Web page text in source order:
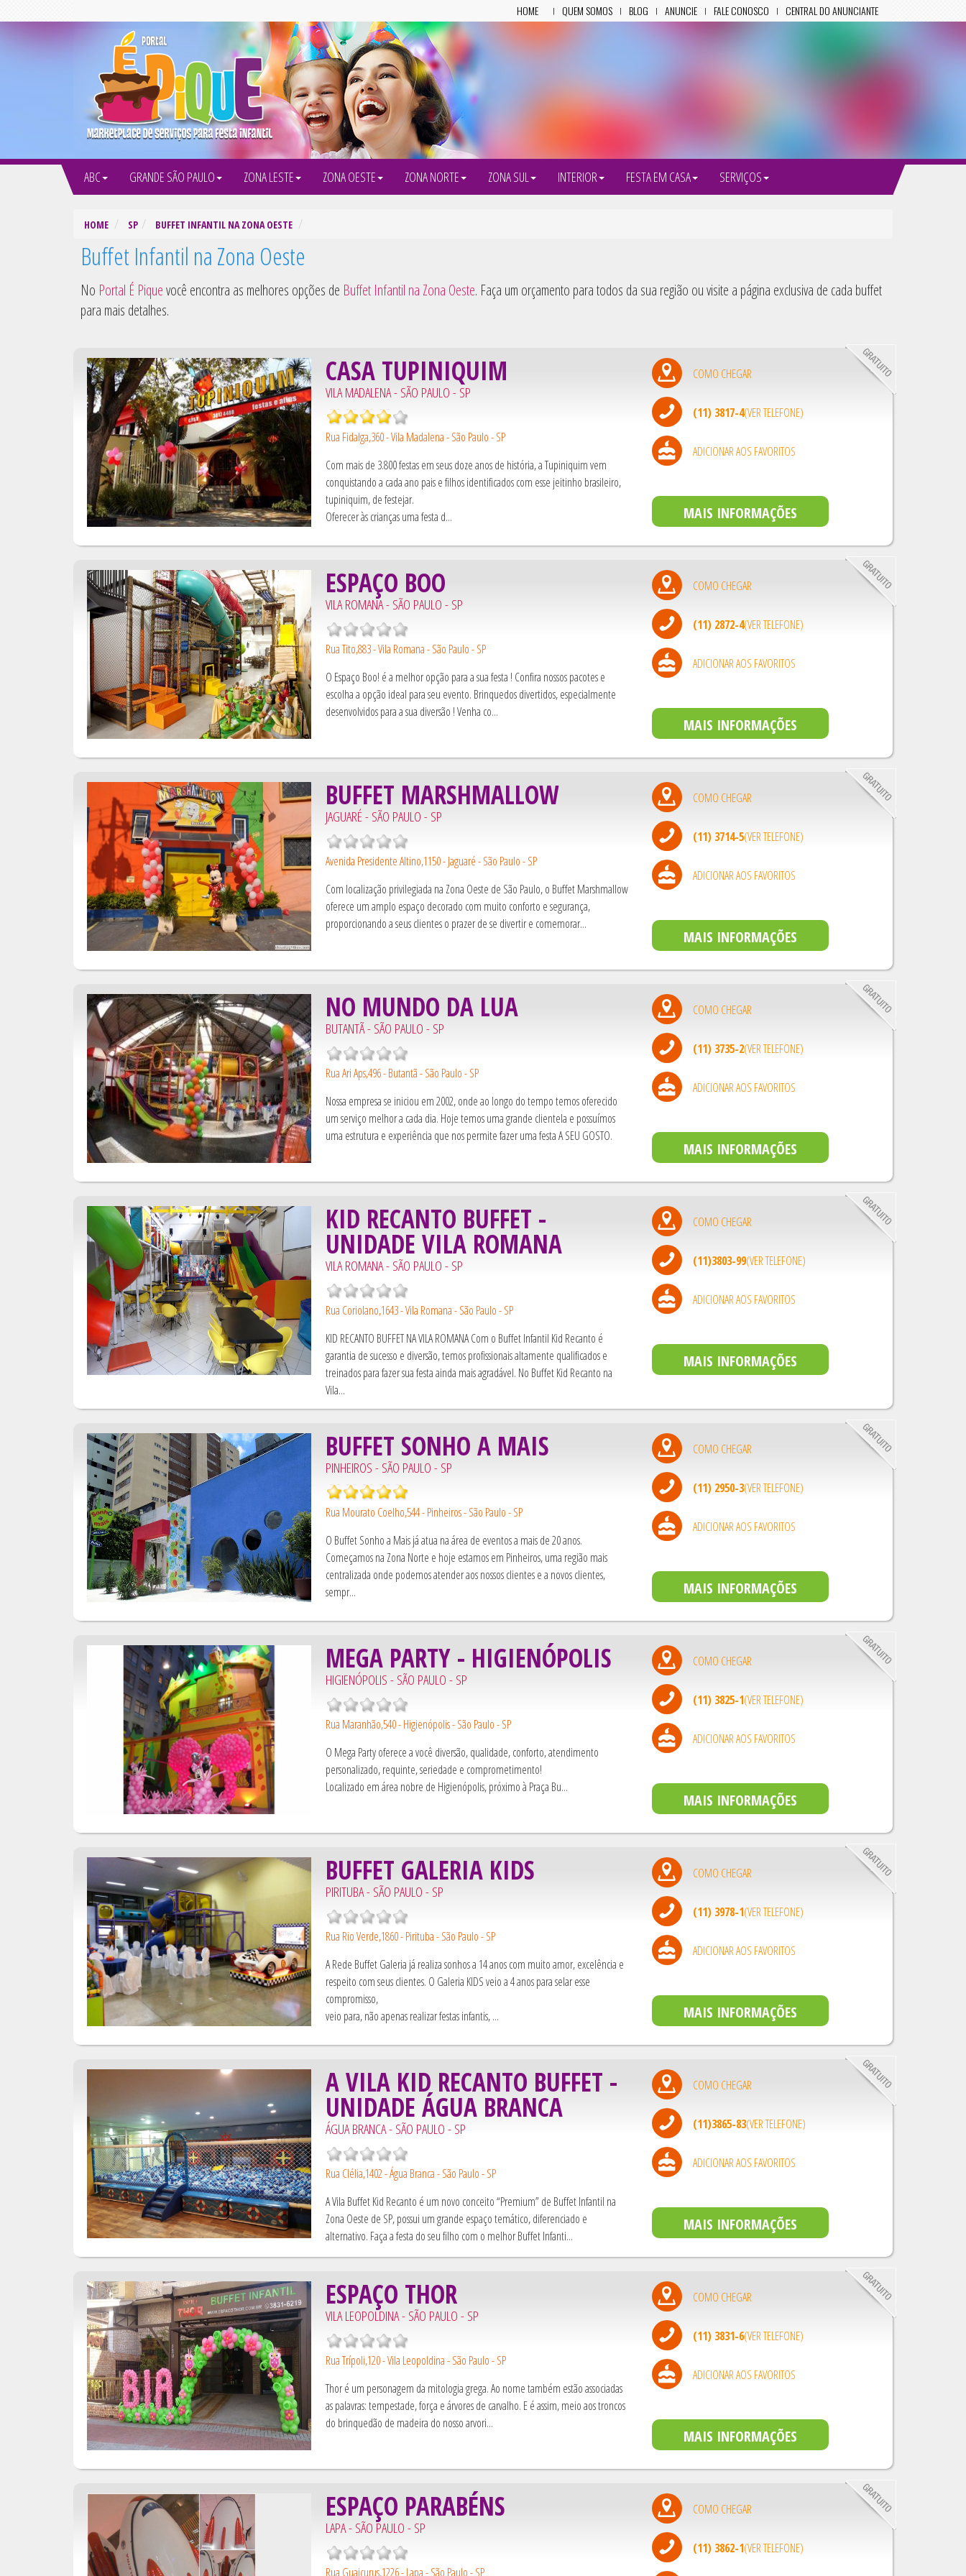
HOME QUEM SOMOS BLOG ANUNCIE FALE CONOSCO CENTRAL DO ANUNCIANTE
ABC GRANDE SÃO PAULO ZONA LESTE ZONA OESTE ZONA NORTE ZONA SUL INTERIOR FESTA EM CASA SERVIÇOS
HOME SP BUFFET INFANTIL NA ZONA OESTE
Buffet Infantil na Zona Oeste
No Portal É Piquevocê encontra as melhores opções de Buffet Infantil na Zona Oeste. Faça um orçamento para todos da sua região ou visite a página exclusiva de cada buffet
para mais detalhes.
CASA TUPINIQUIM
VILA MADALENA - SÃO PAULO - SP
Rua Fidalga,360 - Vila Madalena - São Paulo - SP
Com mais de 3.800 festas em seus doze anos de história, a Tupiniquim vem
conquistando a cada ano pais e filhos identificados com esse jeitinho brasileiro,
tupiniquim, de festejar.
Oferecer às crianças uma festa d...
COMO CHEGAR
(11) 3817-4(VER TELEFONE)
ADICIONAR AOS FAVORITOS
MAIS INFORMAÇÕES
ESPAÇO BOO
VILA ROMANA - SÃO PAULO - SP
Rua Tito,883 - Vila Romana - São Paulo - SP
O Espaço Boo! é a melhor opção para a sua festa ! Confira nossos pacotes e
escolha a opção ideal para seu evento. Brinquedos divertidos, especialmente
desenvolvidos para a sua diversão ! Venha co...
COMO CHEGAR
(11) 2872-4(VER TELEFONE)
ADICIONAR AOS FAVORITOS
MAIS INFORMAÇÕES
BUFFET MARSHMALLOW
JAGUARÉ - SÃO PAULO - SP
Avenida Presidente Altino,1150 - Jaguaré - São Paulo - SP
Com localização privilegiada na Zona Oeste de São Paulo, o Buffet Marshmallow
oferece um amplo espaço decorado com muito conforto e segurança,
proporcionando a seus clientes o prazer de se divertir e comemorar...
COMO CHEGAR
(11) 3714-5(VER TELEFONE)
ADICIONAR AOS FAVORITOS
MAIS INFORMAÇÕES
NO MUNDO DA LUA
BUTANTÃ - SÃO PAULO - SP
Rua Ari Aps,496 - Butantã - São Paulo - SP
Nossa empresa se iniciou em 2002, onde ao longo do tempo temos oferecido
um serviço melhor a cada dia. Hoje temos uma grande clientela e possuímos
uma estrutura e experiência que nos permite fazer uma festa A SEU GOSTO.
COMO CHEGAR
(11) 3735-2(VER TELEFONE)
ADICIONAR AOS FAVORITOS
MAIS INFORMAÇÕES
KID RECANTO BUFFET -
UNIDADE VILA ROMANA
VILA ROMANA - SÃO PAULO - SP
Rua Coriolano,1643 - Vila Romana - São Paulo - SP
KID RECANTO BUFFET NA VILA ROMANA Com o Buffet Infantil Kid Recanto é
garantia de sucesso e diversão, temos profissionais altamente qualificados e
treinados para fazer sua festa ainda mais agradável. No Buffet Kid Recanto na
Vila...
COMO CHEGAR
(11)3803-99(VER TELEFONE)
ADICIONAR AOS FAVORITOS
MAIS INFORMAÇÕES
BUFFET SONHO A MAIS
PINHEIROS - SÃO PAULO - SP
Rua Mourato Coelho,544 - Pinheiros - São Paulo - SP
O Buffet Sonho a Mais já atua na área de eventos a mais de 20 anos.
Começamos na Zona Norte e hoje estamos em Pinheiros, uma região mais
centralizada onde podemos atender aos nossos clientes e a novos clientes,
sempr...
COMO CHEGAR
(11) 2950-3(VER TELEFONE)
ADICIONAR AOS FAVORITOS
MAIS INFORMAÇÕES
MEGA PARTY - HIGIENÓPOLIS
HIGIENÓPOLIS - SÃO PAULO - SP
Rua Maranhão,540 - Higienópolis - São Paulo - SP
O Mega Party oferece a você diversão, qualidade, conforto, atendimento
personalizado, requinte, seriedade e comprometimento!
Localizado em área nobre de Higienópolis, próximo à Praça Bu...
COMO CHEGAR
(11) 3825-1(VER TELEFONE)
ADICIONAR AOS FAVORITOS
MAIS INFORMAÇÕES
BUFFET GALERIA KIDS
PIRITUBA - SÃO PAULO - SP
Rua Rio Verde,1860 - Pirituba - São Paulo - SP
A Rede Buffet Galeria já realiza sonhos a 14 anos com muito amor, excelência e
respeito com seus clientes. O Galeria KIDS veio a 4 anos para selar esse
compromisso,
veio para, não apenas realizar festas infantis, ...
COMO CHEGAR
(11) 3978-1(VER TELEFONE)
ADICIONAR AOS FAVORITOS
MAIS INFORMAÇÕES
A VILA KID RECANTO BUFFET -
UNIDADE ÁGUA BRANCA
ÁGUA BRANCA - SÃO PAULO - SP
Rua Clélia,1402 - Água Branca - São Paulo - SP
A Vila Buffet Kid Recanto é um novo conceito “Premium” de Buffet Infantil na
Zona Oeste de SP, possui um grande espaço temático, diferenciado e
alternativo. Faça a festa do seu filho com o melhor Buffet Infanti...
COMO CHEGAR
(11)3865-83(VER TELEFONE)
ADICIONAR AOS FAVORITOS
MAIS INFORMAÇÕES
ESPAÇO THOR
VILA LEOPOLDINA - SÃO PAULO - SP
Rua Trípoli,120 - Vila Leopoldina - São Paulo - SP
Thor é um personagem da mitologia grega. Ao nome também estão associadas
as palavras: tempestade, força e árvores de carvalho. E é assim, meio aos troncos
do brinquedão de madeira do nosso arvori...
COMO CHEGAR
(11) 3831-6(VER TELEFONE)
ADICIONAR AOS FAVORITOS
MAIS INFORMAÇÕES
ESPAÇO PARABÉNS
LAPA - SÃO PAULO - SP
Rua Guaicurus,1226 - Lapa - São Paulo - SP
COMO CHEGAR
(11) 3862-1(VER TELEFONE)